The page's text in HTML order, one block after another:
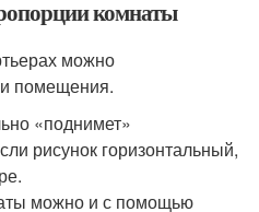
комнаты
можно
помещения.
«поднимет»
рисунок горизонтальный,
можно и с помощью